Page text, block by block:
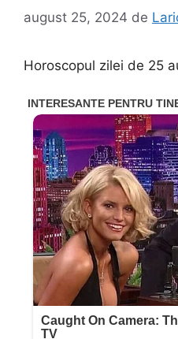
august 25, 2024 de
Horoscopul zilei de 25